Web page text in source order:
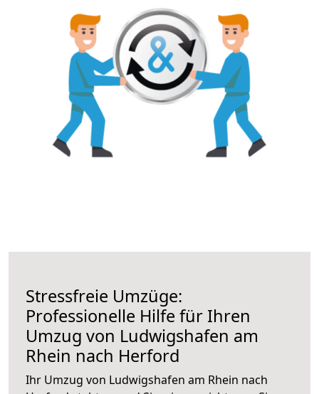
Stressfreie Umzüge:
Professionelle Hilfe für Ihren
Umzug von Ludwigshafen am
Rhein nach Herford
Ihr Umzug von Ludwigshafen am Rhein nach